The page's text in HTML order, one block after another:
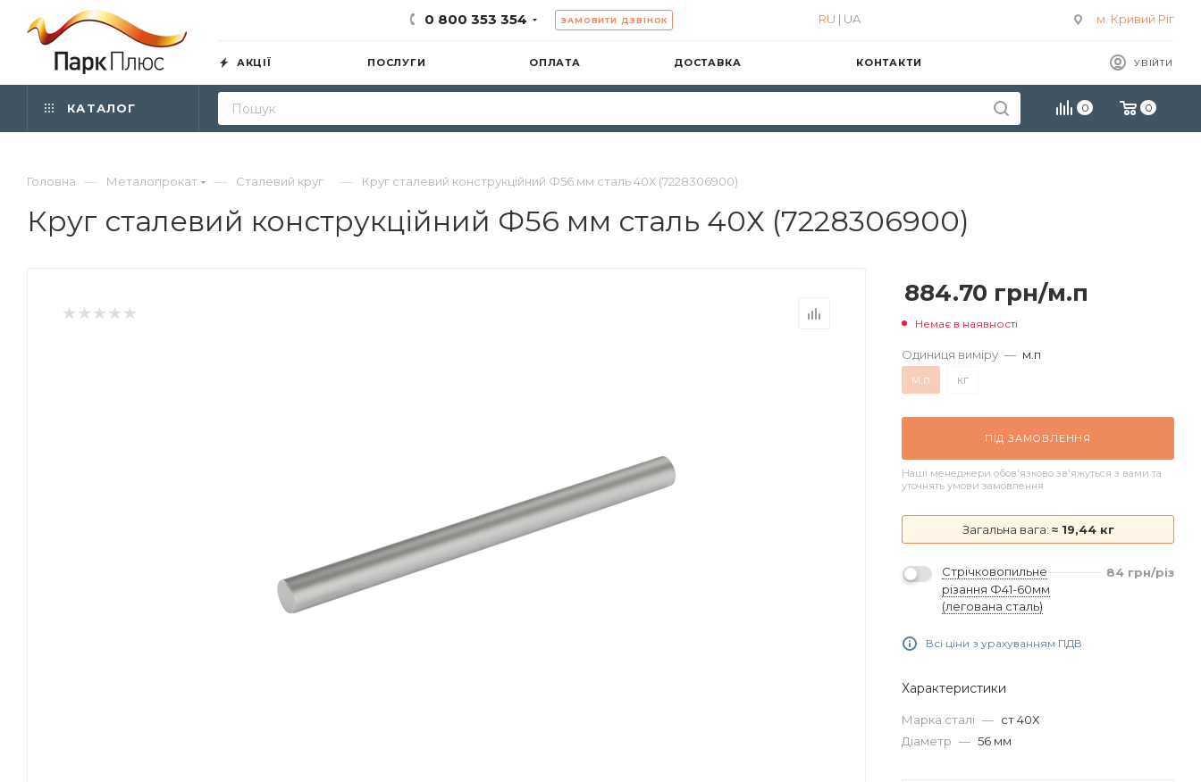
0 800 353 354 ЗАМОВИТИ ДЗВІНОК м. Кривий Ріг
RU | UA
УВІЙТИ
АКЦІЇ ПОСЛУГИ ОПЛАТА ДОСТАВКА КОНТАКТИ
0 0
КАТАЛОГ
Головна — Металопрокат — Сталевий круг — Круг сталевий конструкційний Ф56 мм сталь 40Х (7228306900)
Круг сталевий конструкційний Ф56 мм сталь 40Х (7228306900)
884.70 грн/м.п
Немає в наявності
Одиниця виміру — м.п
м.п
кг
ПІД ЗАМОВЛЕННЯ
Наші менеджери обов'язково зв'яжуться з вами та
уточнять умови замовлення
Загальна вага: ≈ 19,44 кг
Стрічковопильне
різання Ф41-60мм
(легована сталь)
84 грн/різ
Всі ціни з урахуванням ПДВ
Характеристики
Марка сталі — ст 40Х
Діаметр — 56 мм